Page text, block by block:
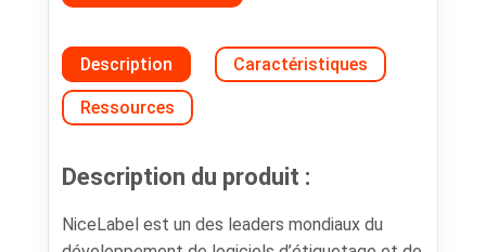
Description Caractéristiques
Ressources
Description du produit :
NiceLabel est un des leaders mondiaux du